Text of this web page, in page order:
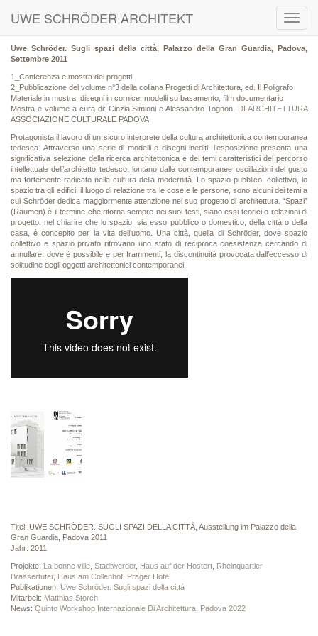
UWE SCHRÖDER ARCHITEKT
Uwe Schröder. Sugli spazi della città, Palazzo della Gran Guardia, Padova,
Settembre 2011
1_Conferenza e mostra dei progetti
2_Pubblicazione del volume n°3 della collana Progetti di Architettura, ed. Il Poligrafo
Materiale in mostra: disegni in cornice, modelli su basamento, film documentario
Mostra e volume a cura di: Cinzia Simioni e Alessandro Tognon, DI ARCHITETTURA
ASSOCIAZIONE CULTURALE PADOVA
Protagonista il lavoro di un sicuro interprete della cultura architettonica contemporanea
tedesca. Attraverso una serie di modelli e disegni inediti, l’esposizione presenta una
significativa selezione della ricerca architettonica e dei temi caratteristici del percorso
intellettuale dell’architetto tedesco, lontano dalle contemporanee oscillazioni del gusto
ma fortemente radicato nella cultura della modernità. Lo spazio pubblico, collettivo, lo
spazio tra gli edifici, il luogo di relazione tra le cose e le persone, sono alcuni dei temi a
cui Schröder dedica maggiormente attenzione nel suo progetto di architettura. “Spazi”
(Räumen) è il termine che ritorna sempre nei suoi testi, siano essi teorici o relazioni di
progetto, nel chiarire che lo spazio, sia esso pubblico o domestico, della città o della
casa, è concepito per la vita dell’uomo. Una città, quella di Schröder, dove spazio
collettivo e spazio privato ritrovano uno stato di reciproca coesistenza cercando di
annullare, dove è possibile e per frammenti, la discontinuità provocata dall’eccesso di
solitudine degli oggetti architettonici contemporanei.
Titel: UWE SCHRÖDER. SUGLI SPAZI DELLA CITTÀ, Ausstellung im Palazzo della
Gran Guardia, Padova 2011
Jahr: 2011
Projekte: La bonne ville Stadtwerder, Haus auf der Hostert Rheinquartier
Brassertufer, Haus am Cöllenhof Prager Höfe
Publikationen: Uwe Schröder. Sugli spazi della città
Mitarbeit: Matthias Storch
News: Quinto Workshop Internazionale Di Architettura, Padova 2022